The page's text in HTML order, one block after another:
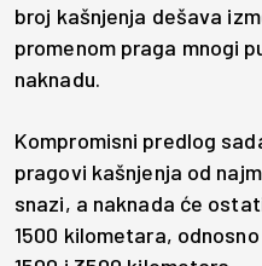
broj kašnjenja dešava
promenom praga mnogi
naknadu.
Kompromisni predlog
pragovi kašnjenja od
snazi, a naknada će
1500 kilometara,